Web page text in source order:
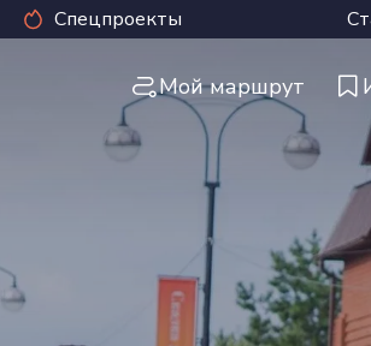
Спецпроекты
Мой маршрут